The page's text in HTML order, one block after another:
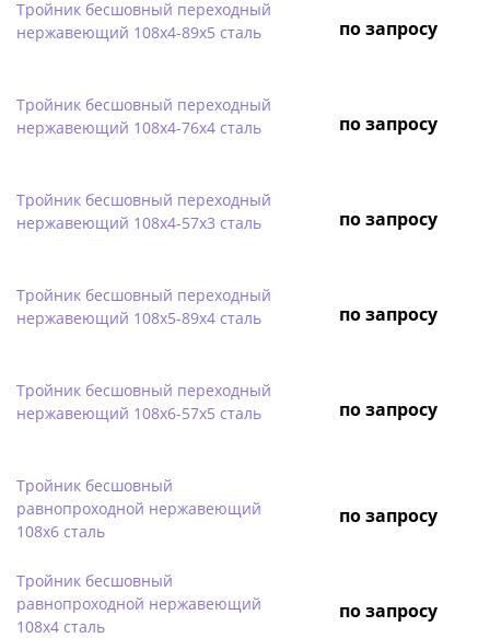
Тройник бесшовный переходный
нержавеющий 108х4-89х5 сталь
по запросу
Тройник бесшовный переходный
нержавеющий 108х4-76х4 сталь
по запросу
Тройник бесшовный переходный
нержавеющий 108х4-57х3 сталь
по запросу
Тройник бесшовный переходный
нержавеющий 108х5-89х4 сталь
по запросу
Тройник бесшовный переходный
нержавеющий 108х6-57х5 сталь
по запросу
Тройник бесшовный
равнопроходной нержавеющий
108х6 сталь
по запросу
Тройник бесшовный
равнопроходной нержавеющий
108х4 сталь
по запросу